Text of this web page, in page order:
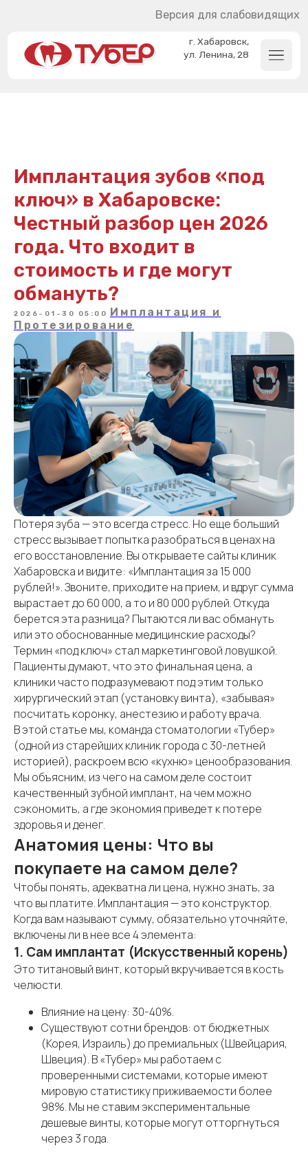
Версия для слабовидящих
г. Хабаровск,
ул. Ленина, 28
Имплантация зубов «под
ключ» в Хабаровске:
Честный разбор цен 2026
года. Что входит в
стоимость и где могут
обмануть?
2026-01-30 05:00 Имплантация и
Протезирование
Потеря зуба — это всегда стресс. Но еще больший
стресс вызывает попытка разобраться в ценах на
его восстановление. Вы открываете сайты клиник
Хабаровска и видите: «Имплантация за 15 000
рублей!». Звоните, приходите на прием, и вдруг сумма
вырастает до 60 000, а то и 80 000 рублей. Откуда
берется эта разница? Пытаются ли вас обмануть
или это обоснованные медицинские расходы?
Термин «под ключ» стал маркетинговой ловушкой.
Пациенты думают, что это финальная цена, а
клиники часто подразумевают под этим только
хирургический этап (установку винта), «забывая»
посчитать коронку, анестезию и работу врача.
В этой статье мы, команда стоматологии «Тубер»
(одной из старейших клиник города с 30-летней
историей), раскроем всю «кухню» ценообразования.
Мы объясним, из чего на самом деле состоит
качественный зубной имплант, на чем можно
сэкономить, а где экономия приведет к потере
здоровья и денег.
Анатомия цены: Что вы
покупаете на самом деле?
Чтобы понять, адекватна ли цена, нужно знать, за
что вы платите. Имплантация — это конструктор.
Когда вам называют сумму, обязательно уточняйте,
включены ли в нее все 4 элемента:
1. Сам имплантат (Искусственный корень)
Это титановый винт, который вкручивается в кость
челюсти.
Влияние на цену: 30-40%.
Существуют сотни брендов: от бюджетных
(Корея, Израиль) до премиальных (Швейцария,
Швеция). В «Тубер» мы работаем с
проверенными системами, которые имеют
мировую статистику приживаемости более
98%. Мы не ставим экспериментальные
дешевые винты, которые могут отторгнуться
через 3 года.